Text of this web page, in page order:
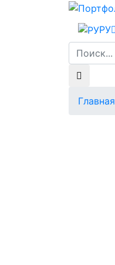
РУ
Главная